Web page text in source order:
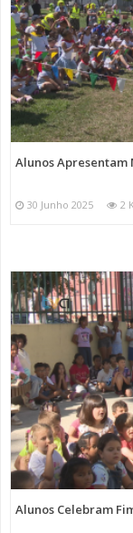
Alunos Apresentam
30 Junho 2025 2
Alunos Celebram